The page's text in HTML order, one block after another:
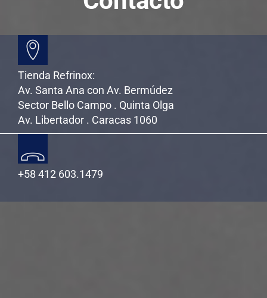
Tienda Refrinox:
Av. Santa Ana con Av. Bermúdez
Sector Bello Campo . Quinta Olga
Av. Libertador . Caracas 1060
+58 412 603.1479